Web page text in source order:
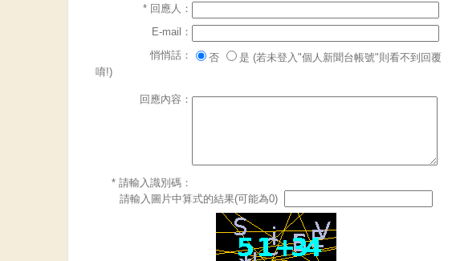
* 回應人：
E-mail：
悄悄話：
否
是 (若未登入"個人新聞台帳號"則看不到回覆
唷!)
回應內容：
* 請輸入識別碼：
請輸入圖片中算式的結果(可能為0)